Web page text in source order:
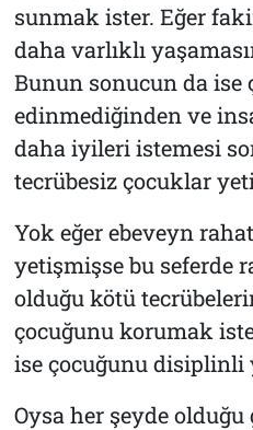
sunmak ister. Eğer
daha varlıklı
Bunun sonucun da ise
edinmediğinden ve
daha iyileri istemesi
tecrübesiz çocuklar
Yok eğer ebeveyn
yetişmişse bu seferde
olduğu kötü
çocuğunu korumak
ise çocuğunu disiplinli
Oysa her şeyde